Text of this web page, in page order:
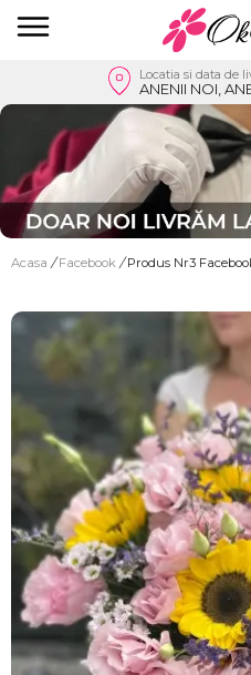
Locatia si data de
ANENII NOI,
Acasa / Facebook / Produs Nr3